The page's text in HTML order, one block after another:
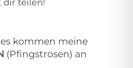
dir teilen!
kommen meine
(Pfingstrosen) an